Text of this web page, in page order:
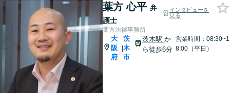
葉方 心平 弁
護士
インタビューを
見る
葉方法律事務所
大
阪
府
|
茨
木
市
茨木駅 か
ら徒歩6分
営業時間：08:30~1
8:00（平日）